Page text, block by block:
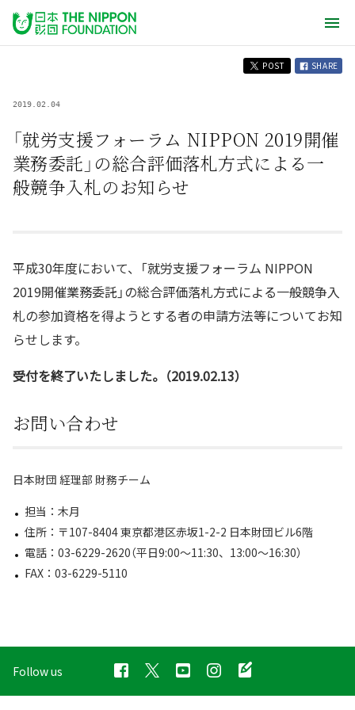
POST SHARE
2019.02.04
「就労支援フォーラム NIPPON 2019開催
業務委託」の総合評価落札方式による一
般競争入札のお知らせ
平成30年度において、「就労支援フォーラム NIPPON
2019開催業務委託」の総合評価落札方式による一般競争入
札の参加資格を得ようとする者の申請方法等についてお知
らせします。
受付を終了いたしました。（2019.02.13）
お問い合わせ
日本財団 経理部 財務チーム
担当：木月
住所：〒107-8404 東京都港区赤坂1-2-2 日本財団ビル6階
電話：03-6229-2620（平日9:00～11:30、13:00～16:30）
FAX：03-6229-5110
Follow us